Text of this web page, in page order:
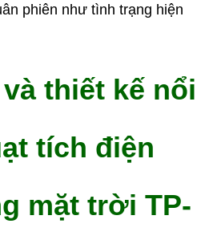
phiên như tình trạng hiện
thiết kế nổi
tích điện
mặt trời TP-